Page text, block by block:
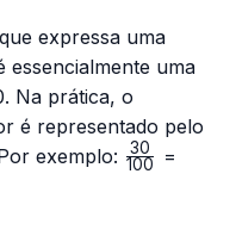
expressa uma
essencialmente uma
Na prática, o
é representado pelo
exemplo: \frac{30}
100
30
=